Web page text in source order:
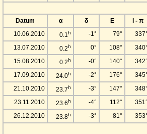
Datum α δ E
l - π
10.06.2010
0.1h -1° 79°
13.07.2010
0.2h 0° 108°
15.08.2010
0.2h -0° 140°
17.09.2010
24.0h -2° 176°
21.10.2010
23.7h -3° 147°
23.11.2010
23.6h -4° 112°
26.12.2010
23.8h -3° 81°